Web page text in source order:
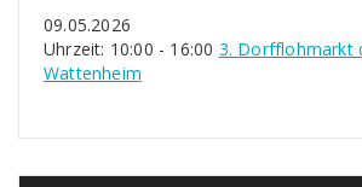
09.05.2026
Uhrzeit: 10:00 - 16:00 3. Dorfflohmarkt
Wattenheim